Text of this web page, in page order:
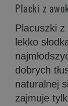
Placki z
Placuszki
lekko
dobrych
naturalnej
zajmuje